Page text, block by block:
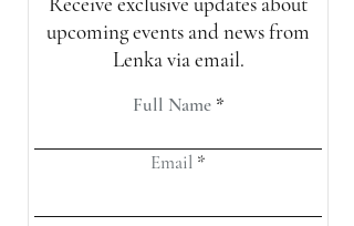
upcoming events and news from
Lenka via email.
Full Name
Email